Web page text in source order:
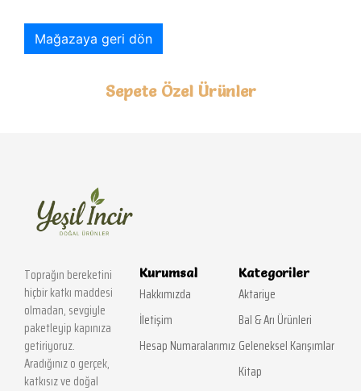
Mağazaya geri dön
Sepete Özel Ürünler
Toprağın bereketini
hiçbir katkı maddesi
olmadan, sevgiyle
paketleyip kapınıza
getiriyoruz.
Aradığınız o gerçek,
katkısız ve doğal
Kurumsal
Hakkımızda
İletişim
Hesap Numaralarımız
Kategoriler
Aktariye
Bal & Arı Ürünleri
Geleneksel Karışımlar
Kitap